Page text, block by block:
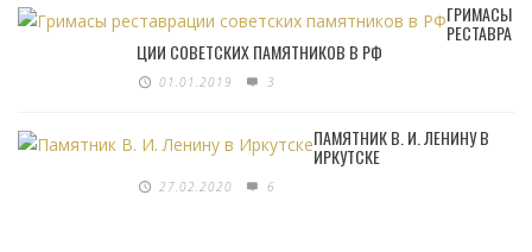
ГРИМАСЫ
РЕСТАВРА
ЦИИ СОВЕТСКИХ ПАМЯТНИКОВ В РФ
01.01.2019 3
ПАМЯТНИК В. И. ЛЕНИНУ В
ИРКУТСКЕ
27.02.2020 6